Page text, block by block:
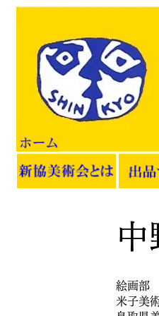
中
絵画部
米子美